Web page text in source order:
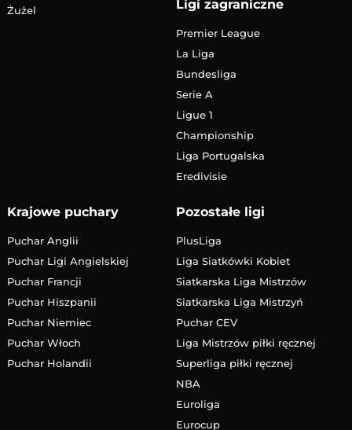
Żużel
Ligi zagraniczne
Premier League
La Liga
Bundesliga
Serie A
Ligue 1
Championship
Liga Portugalska
Eredivisie
Krajowe puchary
Puchar Anglii
Puchar Ligi Angielskiej
Puchar Francji
Puchar Hiszpanii
Puchar Niemiec
Puchar Włoch
Puchar Holandii
Pozostałe ligi
PlusLiga
Liga Siatkówki Kobiet
Siatkarska Liga Mistrzów
Siatkarska Liga Mistrzyń
Puchar CEV
Liga Mistrzów piłki ręcznej
Superliga piłki ręcznej
NBA
Euroliga
Eurocup